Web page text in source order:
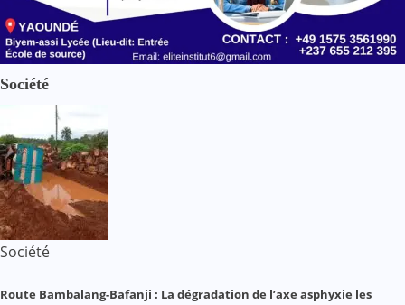
Société
Société
Route Bambalang-Bafanji : La dégradation de l’axe asphyxie les